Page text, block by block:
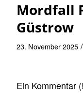
Mordfall
Güstrow
23. November 2025 /
Ein Kommentar